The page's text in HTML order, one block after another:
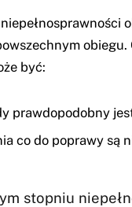
obiegu.
być:
prawdopodobny
co do poprawy są
stopniu